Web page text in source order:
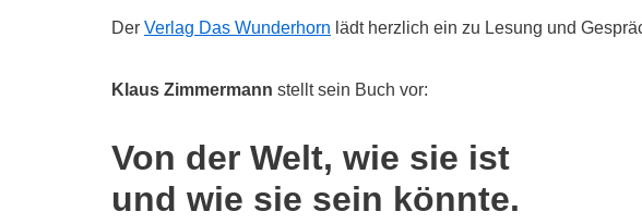
Der Verlag Das Wunderhorn lädt herzlich ein zu Lesung und
Klaus Zimmermann stellt sein Buch vor:
Von der Welt, wie sie ist
und wie sie sein könnte.